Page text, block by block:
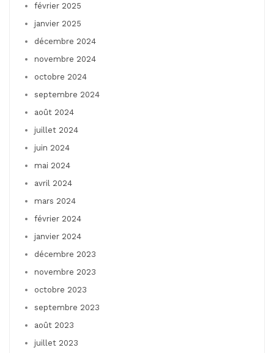
février 2025
janvier 2025
décembre 2024
novembre 2024
octobre 2024
septembre 2024
août 2024
juillet 2024
juin 2024
mai 2024
avril 2024
mars 2024
février 2024
janvier 2024
décembre 2023
novembre 2023
octobre 2023
septembre 2023
août 2023
juillet 2023